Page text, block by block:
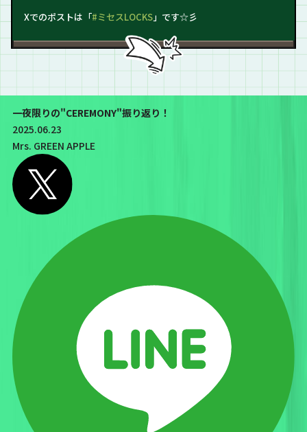
Xでのポストは「#ミセスLOCKS」です☆彡
一夜限りの"CEREMONY"振り返り！
2025.06.23
Mrs. GREEN APPLE